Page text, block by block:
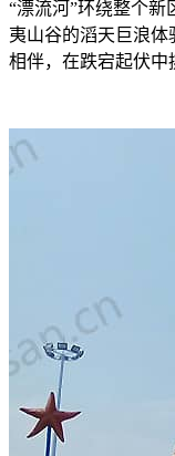
“漂流河”环绕整个新
夷山谷的滔天巨浪
相伴，在跌宕起伏中